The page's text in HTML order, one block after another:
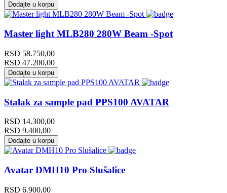
Dodajte u korpu
Master light MLB280 280W Beam -Spot
RSD 58.750,00
RSD 47.200,00
Dodajte u korpu
Stalak za sample pad PPS100 AVATAR
RSD 14.300,00
RSD 9.400,00
Dodajte u korpu
Avatar DMH10 Pro Slušalice
RSD 6.900,00